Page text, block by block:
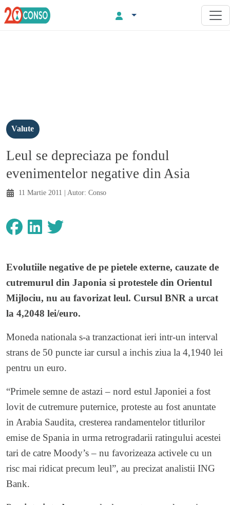
Valute
Leul se depreciaza pe fondul
evenimentelor negative din Asia
11 Martie 2011 | Autor: Conso
Evolutiile negative de pe pietele externe, cauzate de
cutremurul din Japonia si protestele din Orientul
Mijlociu, nu au favorizat leul. Cursul BNR a urcat
la 4,2048 lei/euro.
Moneda nationala s-a tranzactionat ieri intr-un interval
strans de 50 puncte iar cursul a inchis ziua la 4,1940 lei
pentru un euro.
“Primele semne de astazi – nord estul Japoniei a fost
lovit de cutremure puternice, proteste au fost anuntate
in Arabia Saudita, cresterea randamentelor titlurilor
emise de Spania in urma retrogradarii ratingului acestei
tari de catre Moody’s – nu favorizeaza activele cu un
risc mai ridicat precum leul”, au precizat analistii ING
Bank.